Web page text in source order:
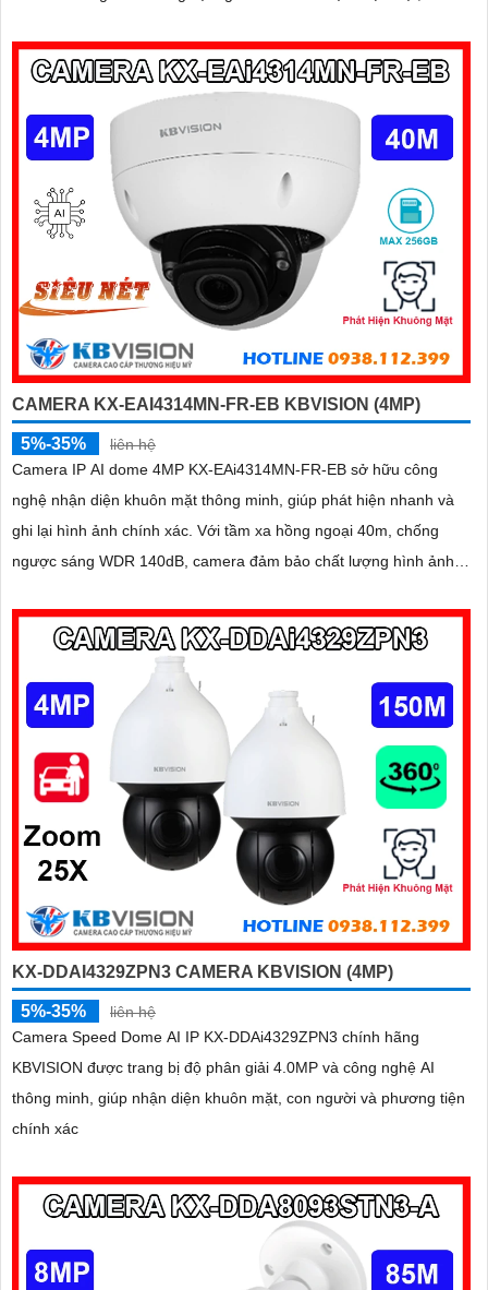
giúp nâng cao hiệu quả quản lý và an ninh cho mọi không gian
trong nhà
CAMERA KX-EAI4314MN-FR-EB KBVISION (4MP)
5%-35%
liên hệ
Camera IP AI dome 4MP KX-EAi4314MN-FR-EB sở hữu công
nghệ nhận diện khuôn mặt thông minh, giúp phát hiện nhanh và
ghi lại hình ảnh chính xác. Với tầm xa hồng ngoại 40m, chống
ngược sáng WDR 140dB, camera đảm bảo chất lượng hình ảnh
KX-DDAI4329ZPN3 CAMERA KBVISION (4MP)
5%-35%
liên hệ
Camera Speed Dome AI IP KX-DDAi4329ZPN3 chính hãng
KBVISION được trang bị độ phân giải 4.0MP và công nghệ AI
thông minh, giúp nhận diện khuôn mặt, con người và phương tiện
chính xác